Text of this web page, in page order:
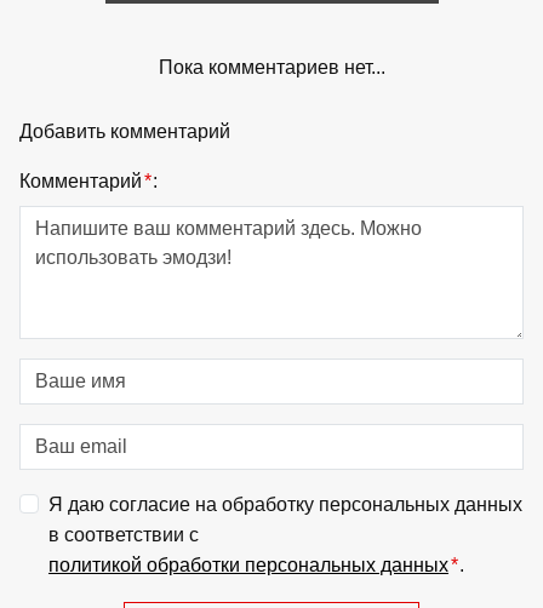
Пока комментариев нет...
Добавить комментарий
Комментарий*:
Я даю согласие на обработку персональных данных
в соответствии с
политикой обработки персональных данных*.